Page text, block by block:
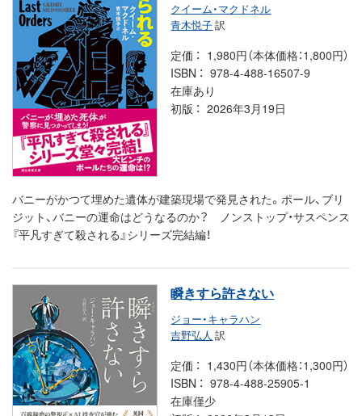
クイーム・マクドネル
青木悦子訳
定価
1,980円（本体価格：1,800円）
ISBN
978-4-488-16507-9
在庫あり
初版
2026年3月19日
バニーがかつて埋めた遺体が建築現場で発見された。ポール、ブリ
ジット、バニーの運命はどうなるのか？ ノンストップ・サスペンス
『平凡すぎて殺される』シリーズ完結編！
瞬きすら許さない
ジョー・キャラハン
吉野弘人 訳
定価
1,430円（本体価格：1,300円）
ISBN
978-4-488-25905-1
在庫僅少